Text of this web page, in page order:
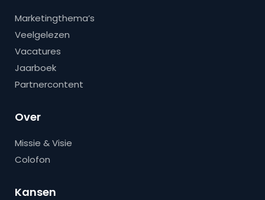
Marketingthema’s
Veelgelezen
Vacatures
Jaarboek
Partnercontent
Over
Missie & Visie
Colofon
Kansen